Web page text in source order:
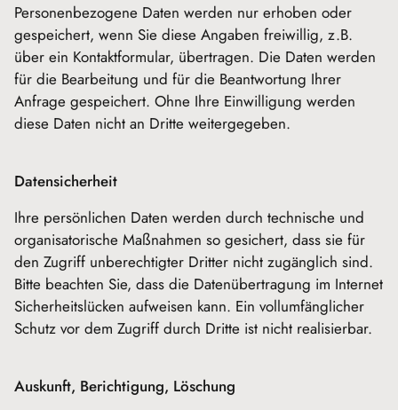
Personenbezogene Daten werden nur erhoben oder
gespeichert, wenn Sie diese Angaben freiwillig, z.B.
über ein Kontaktformular, übertragen. Die Daten werden
für die Bearbeitung und für die Beantwortung Ihrer
Anfrage gespeichert. Ohne Ihre Einwilligung werden
diese Daten nicht an Dritte weitergegeben.
Datensicherheit
Ihre persönlichen Daten werden durch technische und
organisatorische Maßnahmen so gesichert, dass sie für
den Zugriff unberechtigter Dritter nicht zugänglich sind.
Bitte beachten Sie, dass die Datenübertragung im Internet
Sicherheitslücken aufweisen kann. Ein vollumfänglicher
Schutz vor dem Zugriff durch Dritte ist nicht realisierbar.
Auskunft, Berichtigung, Löschung